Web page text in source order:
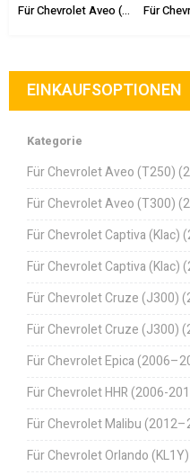
Für Chevrolet Aveo (T300) (2011–2016)
EINKAUFSOPTIONEN
Kategorie
Für Chevrolet Aveo (T250)
Für Chevrolet Aveo (T300)
Für Chevrolet Captiva (Klac)
Für Chevrolet Captiva (Klac)
Für Chevrolet Cruze (J300)
Für Chevrolet Cruze (J300)
Für Chevrolet Epica
Für Chevrolet HHR (2006-
Für Chevrolet Malibu
Für Chevrolet Orlando